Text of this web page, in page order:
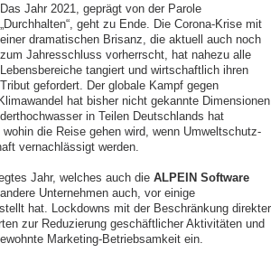
Das Jahr 2021, geprägt von der Parole
„Durchhalten“, geht zu Ende. Die Corona-Krise mit
einer dramatischen Brisanz, die aktuell auch noch
zum Jahresschluss vorherrscht, hat nahezu alle
Lebensbereiche tangiert und wirtschaftlich ihren
Tribut gefordert. Der globale Kampf gegen
hat bisher nicht gekannte Dimensionen
in Teilen Deutschlands hat
die Reise gehen wird, wenn Umweltschutz-
vernachlässigt werden.
Jahr, welches auch die ALPEIN Software
Unternehmen auch, vor einige
hat. Lockdowns mit der Beschränkung direkter
zur Reduzierung geschäftlicher Aktivitäten und
Marketing-Betriebsamkeit ein.